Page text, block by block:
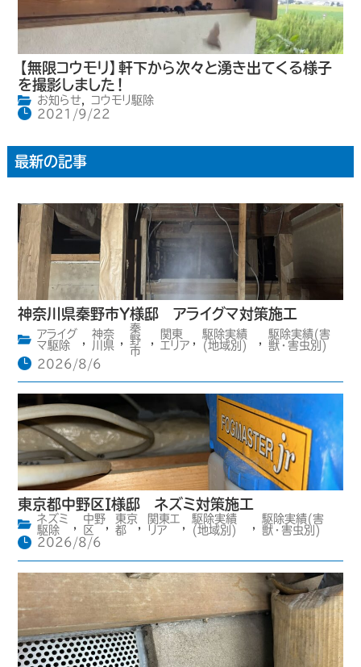
【無限コウモリ】軒下から次々と湧き出てくる様子
を撮影しました！
お知らせ,
コウモリ駆除
2021/9/22
最新の記事
神奈川県秦野市Y様邸 アライグマ対策施工
アライグ
マ駆除
,
神奈
川県 ,
秦
野
市
,
関東
エリア ,
駆除実績
(地域別)
,
駆除実績(害
獣・害虫別)
2026/8/6
東京都中野区I様邸 ネズミ対策施工
ネズミ
駆除
,
中野
区
,
東京
都
,
関東エ
リア
,
駆除実績
(地域別)
,
駆除実績(害
獣・害虫別)
2026/8/6